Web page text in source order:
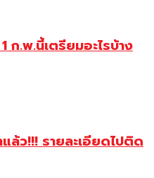
ก.พ.นี้เตรียมอะไรบ้าง
ล้ว!!! รายละเอียดไปติด